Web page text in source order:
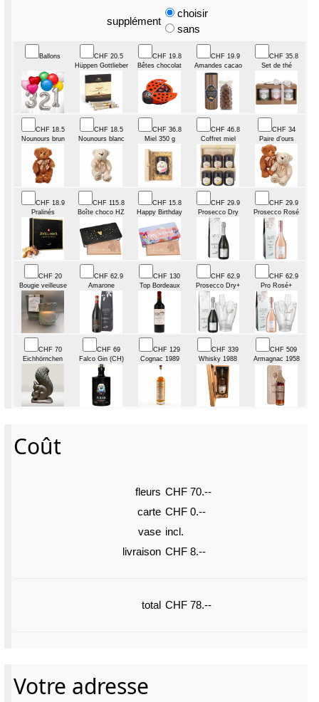
supplément
choisir
sans
Ballons
CHF 20.5
Hüppen Gottlieber
CHF 19.8
Bêtes chocolat
CHF 19.9
Amandes cacao
CHF 35.8
Set de thé
CHF 18.5
Nounours brun
CHF 18.5
Nounours blanc
CHF 36.8
Miel 350 g
CHF 46.8
Coffret miel
CHF 34
Paire d'ours
CHF 18.9
Pralinés
CHF 115.8
Boîte choco HZ
CHF 15.8
Happy Birthday
CHF 29.9
Prosecco Dry
CHF 29.9
Prosecco Rosé
CHF 20
Bougie veilleuse
CHF 62.9
Amarone
CHF 130
Top Bordeaux
CHF 62.9
Prosecco Dry+
CHF 62.9
Pro Rosé+
CHF 70
Eichhörnchen
CHF 69
Falco Gin (CH)
CHF 129
Cognac 1989
CHF 339
Whisky 1988
CHF 509
Armagnac 1958
Coût
fleurs CHF 70.--
carte CHF 0.--
vase incl.
livraison CHF 8.--
total CHF 78.--
Votre adresse